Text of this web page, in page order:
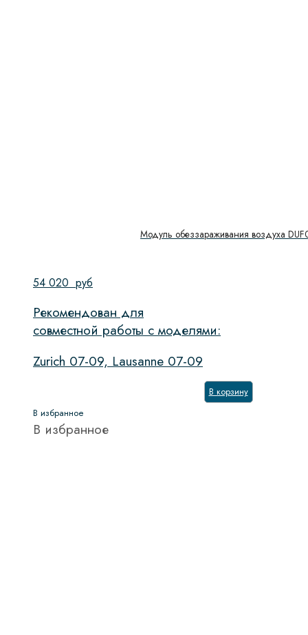
Обьем духового шкафа, л
Обработка паром
Система NO FROST
Модуль обеззараживания воздуха
54 020 руб
Рекомендован для
совместной работы с моделями:
Zurich 07-09, Lausanne 07-09
В корзину
В избранное
В избранное